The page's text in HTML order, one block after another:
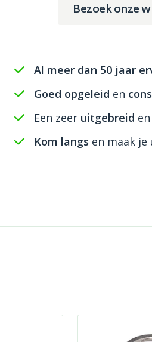
Bezoek onze
Al meer dan 50 jaar
Goed opgeleid en
Een zeer uitgebreid en
Kom langs en maak